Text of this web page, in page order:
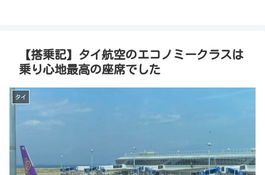
【搭乗記】タイ航空のエコノミークラスは
乗り心地最高の座席でした
タイ